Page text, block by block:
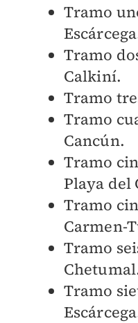
Tramo
Tramo
Calkiní.
Tramo
Tramo
Cancún.
Tramo
Playa del
Tramo
Carmen-
Tramo
Tramo